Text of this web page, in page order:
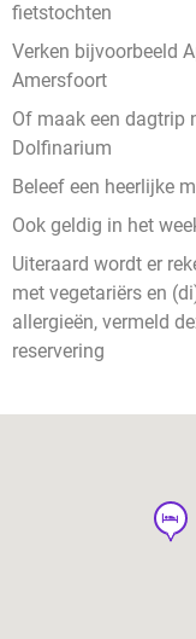
fietstochten
Verken bijvoorbeeld
Amersfoort
Of maak een dagtrip
Dolfinarium
Beleef een heerlijke
Ook geldig in het
Uiteraard wordt er
met vegetariërs en
allergieën, vermeld
reservering
hotel